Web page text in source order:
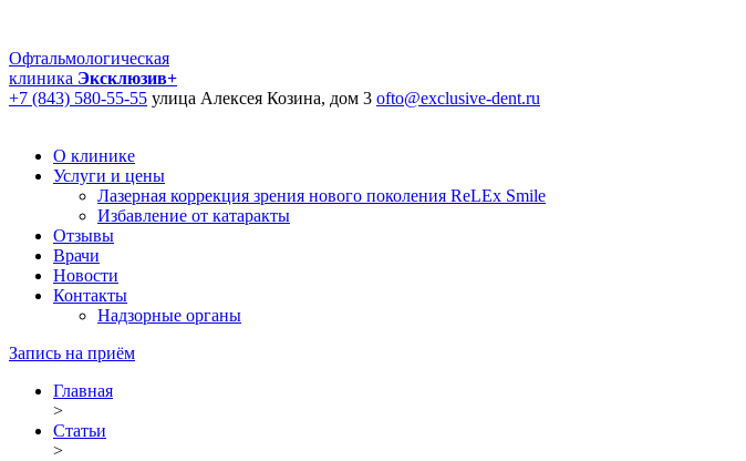
Офтальмологическая
клиника Эксклюзив+
+7 (843) 580-55-55 улица Алексея Козина, дом 3 ofto@exclusive-dent.ru
О клинике
Услуги и цены
Лазерная коррекция зрения нового поколения ReLEx Smile
Избавление от катаракты
Отзывы
Врачи
Новости
Контакты
Надзорные органы
Запись на приём
Главная
>
Статьи
>